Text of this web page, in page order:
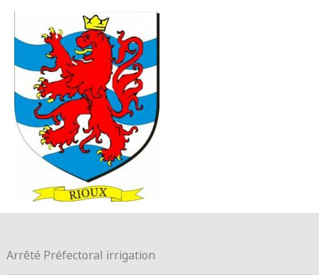
Arrêté Préfectoral irrigation